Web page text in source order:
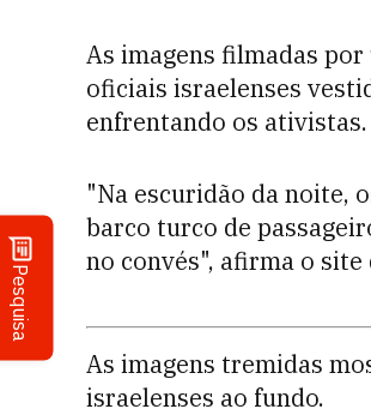
Pesquisa
As imagens filmadas
oficiais israelenses
enfrentando os
"Na escuridão da noite,
barco turco de
no convés", afirma o
As imagens tremidas
israelenses ao fundo.